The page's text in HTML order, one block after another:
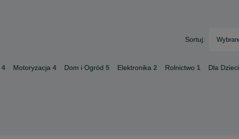
Sortuj:
4 Motoryzacja 4 Dom i Ogród 5 Elektronika 2 Rolnictwo 1 Dla Dzieci